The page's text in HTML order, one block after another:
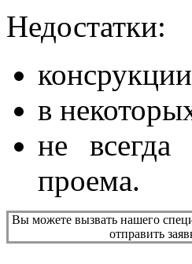
Недостатки:
в
не всегда
проема.
Вы можете вызвать нашего
отправить